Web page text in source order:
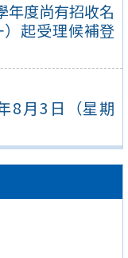
年度尚有招收名
起受理候補登
8月3日（星期